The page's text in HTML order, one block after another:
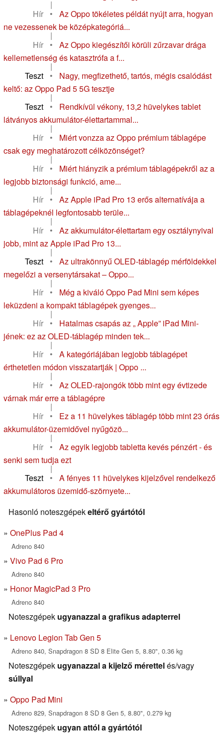
|
Hír
•
Az Oppo tökéletes példát nyújt arra, hogyan
ne vezessenek be középkategóriá...
|
Hír
•
Az Oppo kiegészítői körüli zűrzavar drága
kellemetlenség és katasztrófa a f...
|
Teszt
•
Nagy, megfizethető, tartós, mégis csalódást
keltő: az Oppo Pad 5 5G tesztje
|
Teszt
•
Rendkívül vékony, 13,2 hüvelykes tablet
látványos akkumulátor-élettartammal...
|
Hír
•
Miért vonzza az Oppo prémium táblagépe
csak egy meghatározott célközönséget?
|
Hír
•
Miért hiányzik a prémium táblagépekről az a
legjobb biztonsági funkció, ame...
|
Hír
•
Az Apple iPad Pro 13 erős alternatívája a
táblagépeknél legfontosabb terüle...
|
Hír
•
Az akkumulátor-élettartam egy osztálynyival
jobb, mint az Apple iPad Pro 13...
|
Teszt
•
Az ultrakönnyű OLED-táblagép mérföldekkel
megelőzi a versenytársakat – Oppo...
|
Hír
•
Még a kiváló Oppo Pad Mini sem képes
leküzdeni a kompakt táblagépek gyenges...
|
Hír
•
Hatalmas csapás az „ Apple” iPad Mini-
jének: ez az OLED-táblagép minden tek...
|
Hír
•
A kategóriájában legjobb táblagépet
érthetetlen módon visszatartják | Oppo ...
|
Hír
•
Az OLED-rajongók több mint egy évtizede
várnak már erre a táblagépre
|
Hír
•
Ez a 11 hüvelykes táblagép több mint 23 órás
akkumulátor-üzemidővel nyűgözö...
|
Hír
•
Az egyik legjobb tabletta kevés pénzért - és
senki sem tudja ezt
|
Teszt
•
A fényes 11 hüvelykes kijelzővel rendelkező
akkumulátoros üzemidő-szörnyete...
Hasonló noteszgépekeltérő gyártótól
OnePlus Pad 4
Adreno 840
Vivo Pad 6 Pro
Adreno 840
Honor MagicPad 3 Pro
Adreno 840
Noteszgépek ugyanazzal a grafikus adapterrel
Lenovo Legion Tab Gen 5
Adreno 840, Snapdragon 8 SD 8 Elite Gen 5, 8.80", 0.36 kg
Noteszgépek ugyanazzal a kijelző mérettelés/vagy
súllyal
Oppo Pad Mini
Adreno 829, Snapdragon 8 SD 8 Gen 5, 8.80", 0.279 kg
Noteszgépek ugyan attól a gyártótól